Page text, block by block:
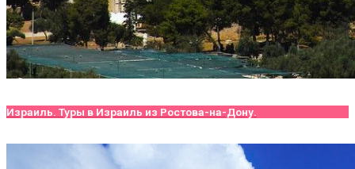
Израиль. Туры в Израиль из Ростова-на-Дону.